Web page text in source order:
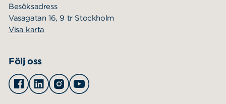
Besöksadress
Vasagatan 16, 9 tr Stockholm
Visa karta
Följ oss
Facebook
LinkedinInstagramYoutube